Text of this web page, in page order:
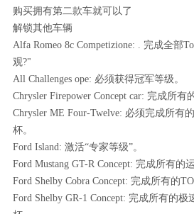
购买拥有第二款车就可以了
解锁其他车辆
Alfa Romeo 8c Competizione: . 完成全部
观?"
All Challenges ope: 必须获得冠军等级。
Chrysler Firepower Concept car: 完成所有
Chrysler ME Four-Twelve: 必须完成所有
杯。
Ford Island: 激活“专家等级”。
Ford Mustang GT-R Concept: 完成所有的
Ford Shelby Cobra Concept: 完成所有的
Ford Shelby GR-1 Concept: 完成所有的